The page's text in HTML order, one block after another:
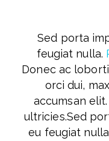
Sed porta
feugiat nulla.
Donec ac
orci dui,
accumsan
ultricies.Sed
eu feugiat